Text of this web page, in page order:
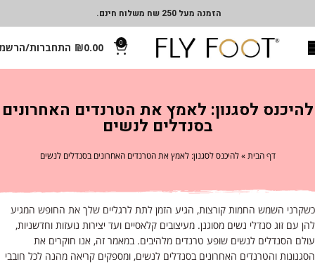
הזמנה מעל 250 שח משלוח חינם.
0
₪0.00 התחברות/
להיכנס לסגנון: לאמץ את הטרנדים האחרונים
בסנדלים לנשים
דף הבית »להיכנס לסגנון: לאמץ את הטרנדים האחרונים בסנדלים לנשים
כשקרני השמש החמות קורצות, הגיע הזמן לתת לרגליים שלך את החופש המגיע
להן עם זוג סנדלי נשים מסוגנן. מעיצובים קלאסיים ועד יצירות נועזות וחדשניות,
עולם הסנדלים לנשים שופע טרנדים מלהיבים. במאמר זה, אנו חוקרים את
הסגנונות והטרנדים האחרונים בסנדלים לנשים, ומספקים קריאה מהנה לכל חובבי